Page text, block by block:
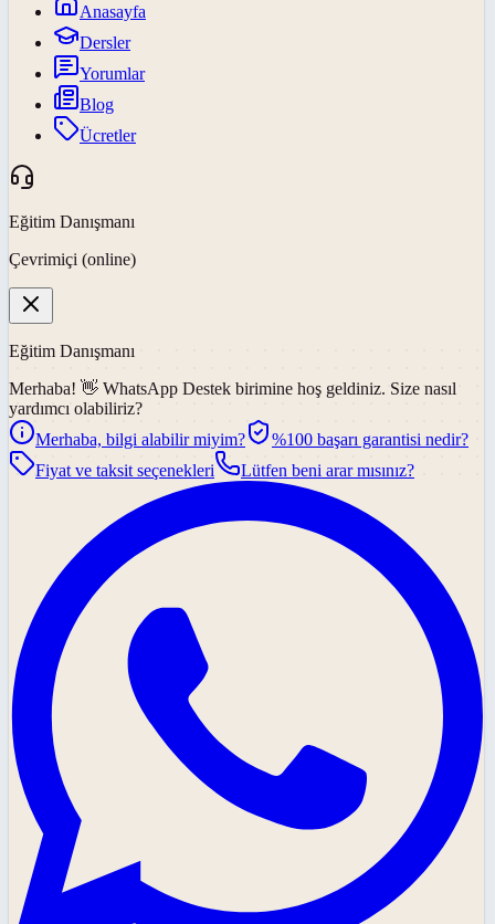
Anasayfa
Dersler
Yorumlar
Blog
Ücretler
Eğitim Danışmanı
Çevrimiçi (online)
Eğitim Danışmanı
Merhaba! 👋 WhatsApp Destek birimine hoş geldiniz. Size nasıl
yardımcı olabiliriz?
Merhaba, bilgi alabilir miyim?
%100 başarı garantisi nedir?
Fiyat ve taksit seçenekleri
Lütfen beni arar mısınız?